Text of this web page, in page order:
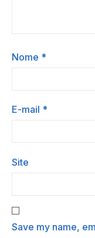
Nome *
E-mail *
Site
Save my name,